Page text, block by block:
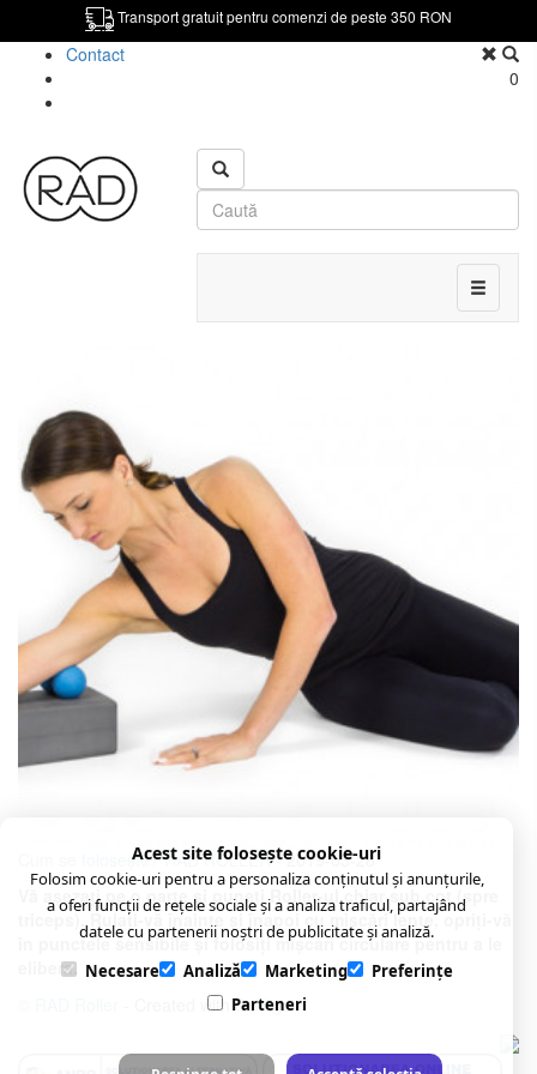
Transport gratuit pentru comenzi de peste 350 RON
Contact
0
Toggle
Cum se folosește? RAD ROLLER- 2019-03-28
Vă așezați pe o parte și puneți Roller-ul chiar sub cot (spre
triceps). Rulați-vă înainte și înapoi cu mișcări lente, opriți-vă
în punctele sensibile și folosiți mișcări circulare pentru a le
elibera.
- Created withSoldigo
Acest site folosește cookie-uri
Folosim cookie-uri pentru a personaliza conținutul și anunțurile,
a oferi funcții de rețele sociale și a analiza traficul, partajând
datele cu partenerii noștri de publicitate și analiză.
Necesare
Analiză Marketing
Preferințe
Parteneri